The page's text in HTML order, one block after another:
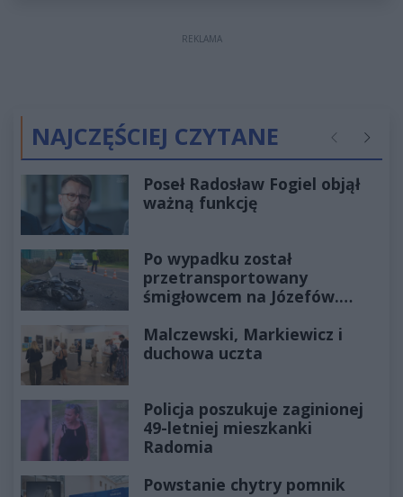
REKLAMA
NAJCZĘŚCIEJ CZYTANE Poprzednie
Poseł Radosław Fogiel objął
ważną funkcję
Po wypadku został
przetransportowany
śmigłowcem na Józefów.
Malczewski, Markiewicz i
duchowa uczta
Policja poszukuje zaginionej
49-letniej mieszkanki
Radomia
Powstanie chytry pomnik